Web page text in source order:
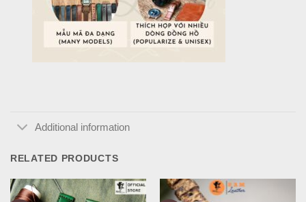
Additional information
RELATED PRODUCTS